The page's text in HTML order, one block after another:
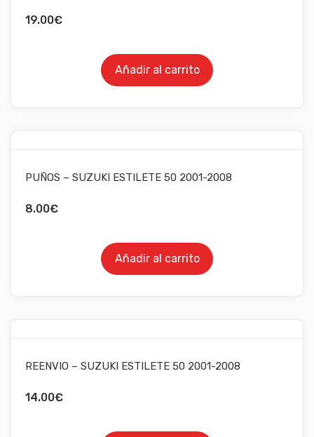
19.00€
Añadir al carrito
PUÑOS – SUZUKI ESTILETE 50 2001-2008
8.00€
Añadir al carrito
REENVIO – SUZUKI ESTILETE 50 2001-2008
14.00€